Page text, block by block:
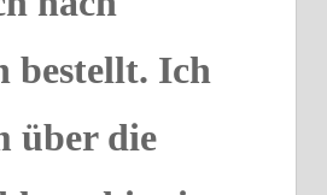
bestellt. Ich
über die